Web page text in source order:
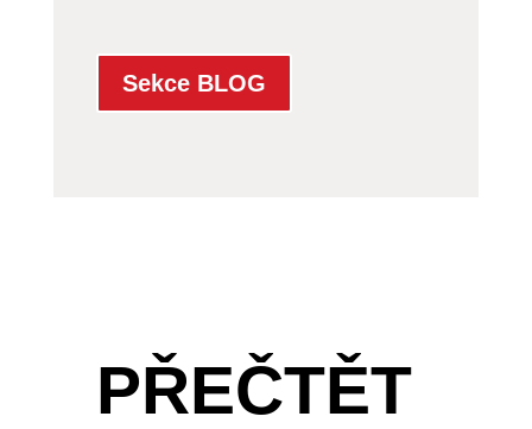
Sekce BLOG
PŘEČTĚT